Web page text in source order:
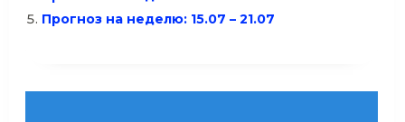
Прогноз на неделю: 15.07 – 21.07